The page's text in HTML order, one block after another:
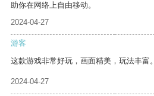
助你在网络上自由移动。
2024-04-27
游客
这款游戏非常好玩，画面精美，玩法丰富。
2024-04-27